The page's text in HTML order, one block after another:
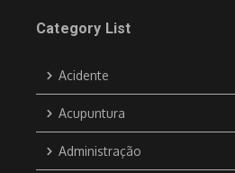
Category List
Acidente
Acupuntura
Administração